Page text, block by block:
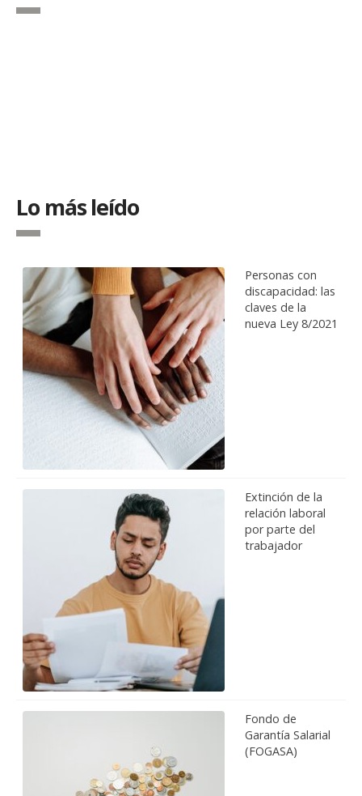
Lo más leído
Personas con
discapacidad: las
claves de la
nueva Ley 8/2021
Extinción de la
relación laboral
por parte del
trabajador
Fondo de
Garantía Salarial
(FOGASA)